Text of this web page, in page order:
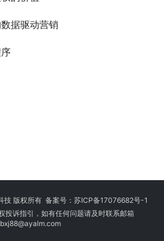
据驱动营销
版权所有 备案号： 苏ICP备17076682号-1
投诉指引，如有任何问题请及时联系邮箱
bxj88@ayalm.com